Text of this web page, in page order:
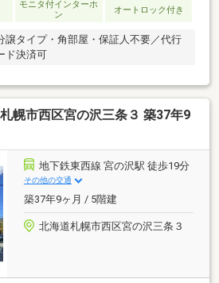
モニタ付インターホ
ン
オートロック付き
譲タイプ・角部屋・保証人不要／代行
ド決済可
幌市西区宮の沢三条３ 築37年9
地下鉄東西線 宮の沢駅 徒歩19分
その他の交通
築37年9ヶ月 / 5階建
北海道札幌市西区宮の沢三条３